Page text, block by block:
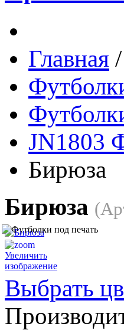
Главная /
JN1803
Бирюза
Бирюза
Увеличить
изображение
Выбрать